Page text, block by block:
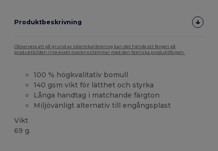
Produktbeskrivning
Observera att på grund av skärmkalibrering kan det hända att färgen på
produktbilden inte exakt överensstämmer med den faktiska produktfärgen.
100 % högkvalitativ bomull
140 gsm vikt för lätthet och styrka
Långa handtag i matchande färgton
Miljövänligt alternativ till engångsplast
Vikt
69 g.